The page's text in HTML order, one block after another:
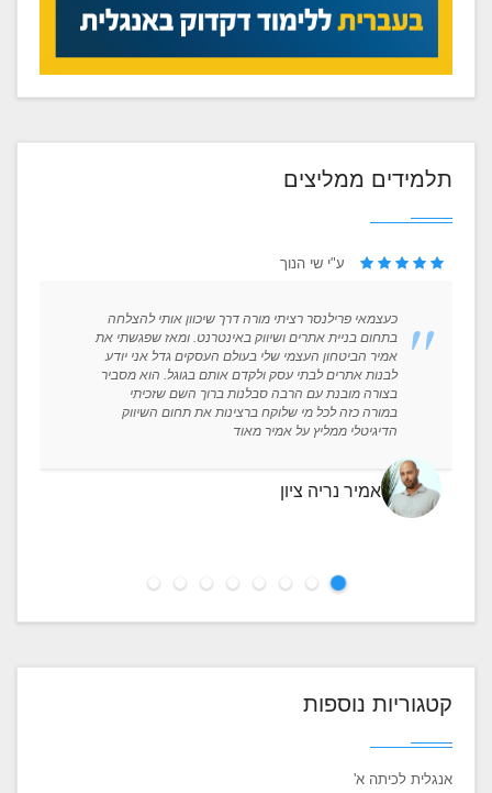
תלמידים ממליצים
ע"י שי הנוך
כעצמאי פרילנסר רציתי מורה דרך שיכוון אותי להצלחה
בתחום בניית אתרים ושיווק באינטרנט. ומאז שפגשתי את
אמיר הביטחון העצמי שלי בעולם העסקים גדל אני יודע
לבנות אתרים לבתי עסק ולקדם אותם בגוגל. הוא מסביר
בצורה מובנת עם הרבה סבלנות ברוך השם שזכיתי
במורה כזה לכל מי שלוקח ברצינות את תחום השיווק
הדיגיטלי ממליץ על אמיר מאוד
אמיר נריה ציון
קטגוריות נוספות
אנגלית לכיתה א'